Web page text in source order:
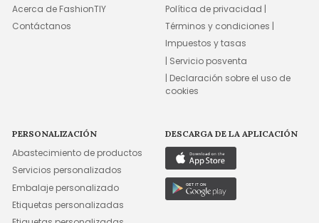
Acerca de FashionTIY
Contáctanos
Política de privacidad |
Términos y condiciones |
Impuestos y tasas
| Servicio posventa
| Declaración sobre el uso de
cookies
PERSONALIZACIÓN
Abastecimiento de productos
Servicios personalizados
Embalaje personalizado
Etiquetas personalizadas
DESCARGA DE LA APLICACIÓN